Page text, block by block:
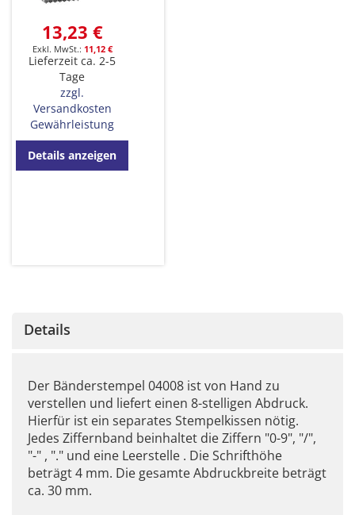
13,23 €
11,12 €
Lieferzeit ca. 2-5
Tage
zzgl.
Versandkosten
Gewährleistung
Details anzeigen
Details
Der Bänderstempel 04008 ist von Hand zu
verstellen und liefert einen 8-stelligen Abdruck.
Hierfür ist ein separates Stempelkissen nötig.
Jedes Ziffernband beinhaltet die Ziffern "0-9", "/",
"-" , "." und eine Leerstelle . Die Schrifthöhe
beträgt 4 mm. Die gesamte Abdruckbreite beträgt
ca. 30 mm.